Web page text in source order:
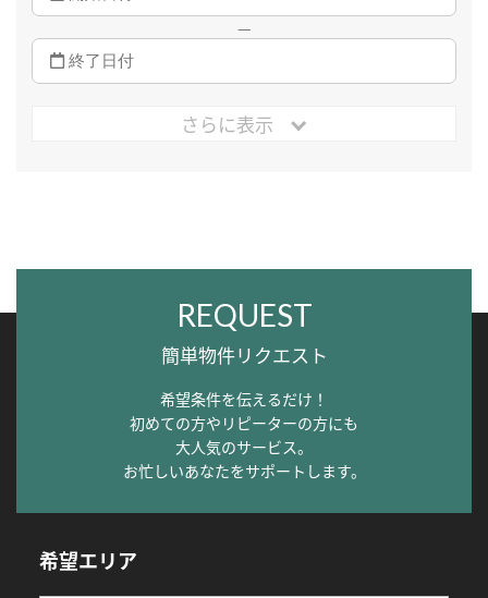
—
さらに表示
REQUEST
簡単物件リクエスト
希望条件を伝えるだけ！
初めての方やリピーターの方にも
大人気のサービス。
お忙しいあなたをサポートします。
希望エリア